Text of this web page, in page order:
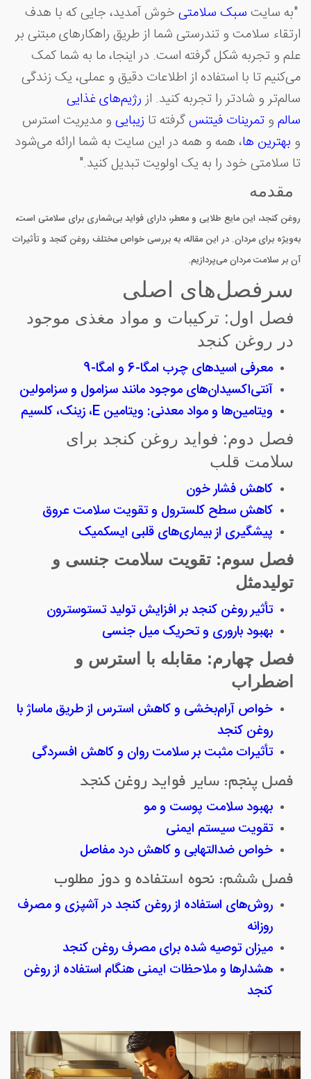
"به سایت سبک سلامتی خوش آمدید، جایی که با هدف
ارتقاء سلامت و تندرستی شما از طریق راهکارهای مبتنی بر
علم و تجربه شکل گرفته است. در اینجا، ما به شما کمک
می‌کنیم تا با استفاده از اطلاعات دقیق و عملی، یک زندگی
سالم‌تر و شادتر را تجربه کنید. از رژیم‌های غذایی
سالم و تمرینات فیتنسگرفته تا زیبایی و مدیریت استرس
و بهترین ها، همه و همه در این سایت به شما ارائه می‌شود
تا سلامتی خود را به یک اولویت تبدیل کنید."
مقدمه
روغن کنجد، این مایع طلایی و معطر، دارای فواید بی‌شماری برای سلامتی است،
به‌ویژه برای مردان. در این مقاله، به بررسی خواص مختلف روغن کنجد و تأثیرات
آن بر سلامت مردان می‌پردازیم.
سرفصل‌های اصلی
فصل اول: ترکیبات و مواد مغذی موجود
در روغن کنجد
معرفی اسیدهای چرب امگا-6 و امگا-9
آنتی‌اکسیدان‌های موجود مانند سزامول و سزامولین
ویتامین‌ها و مواد معدنی: ویتامین E، زینک، کلسیم
فصل دوم: فواید روغن کنجد برای
سلامت قلب
کاهش فشار خون
کاهش سطح کلسترول و تقویت سلامت عروق
پیشگیری از بیماری‌های قلبی ایسکمیک
فصل سوم: تقویت سلامت جنسی و
تولیدمثل
تأثیر روغن کنجد بر افزایش تولید تستوسترون
بهبود باروری و تحریک میل جنسی
فصل چهارم: مقابله با استرس و
اضطراب
خواص آرام‌بخشی و کاهش استرس از طریق ماساژ با
روغن کنجد
تأثیرات مثبت بر سلامت روان و کاهش افسردگی
فصل پنجم: سایر فواید روغن کنجد
بهبود سلامت پوست و مو
تقویت سیستم ایمنی
خواص ضدالتهابی و کاهش درد مفاصل
فصل ششم: نحوه استفاده و دوز مطلوب
روش‌های استفاده از روغن کنجد در آشپزی و مصرف
روزانه
میزان توصیه شده برای مصرف روغن کنجد
هشدارها و ملاحظات ایمنی هنگام استفاده از روغن
کنجد